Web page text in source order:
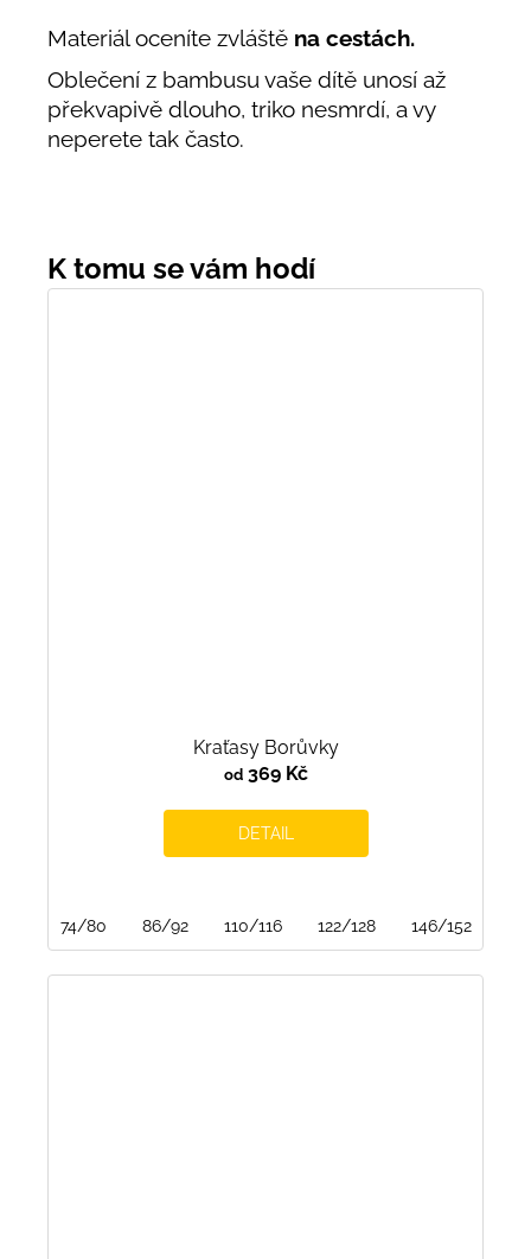
Materiál oceníte zvláště na cestách.
Oblečení z bambusu vaše dítě unosí až
překvapivě dlouho, triko nesmrdí, a vy
neperete tak často.
Kraťasy Borůvky
od369 Kč
DETAIL
74/80 86/92 110/116 122/128 146/152